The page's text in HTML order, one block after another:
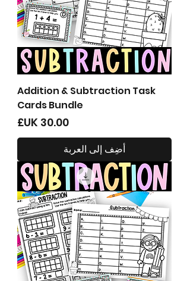
Addition & Subtraction Task
Cards Bundle
السعر
أضِف إلى العربة